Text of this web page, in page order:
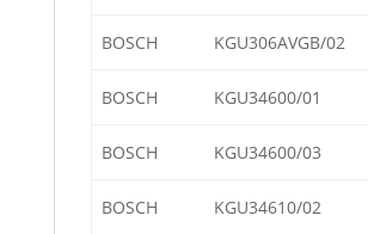
BOSCH KGU306AVGB/02
BOSCH KGU34600/01
BOSCH KGU34600/03
BOSCH KGU34610/02